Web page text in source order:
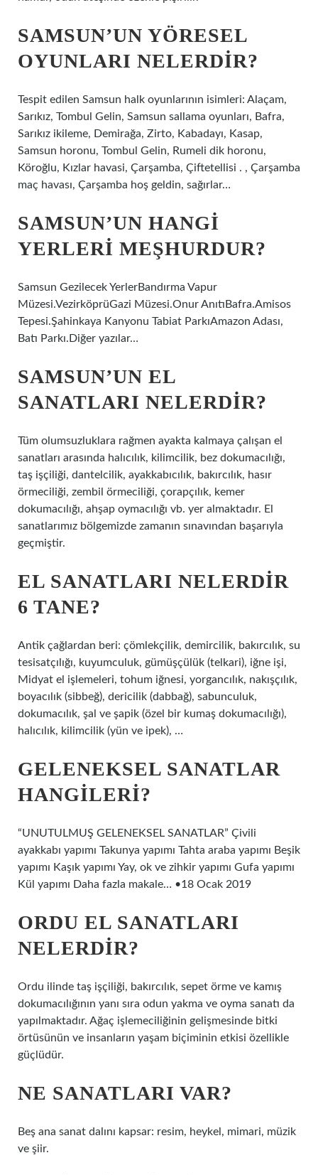
SAMSUN’UN YÖRESEL
OYUNLARI NELERDIR?
Tespit edilen Samsun halk oyunlarının isimleri: Alaçam,
Sarıkız, Tombul Gelin, Samsun sallama oyunları, Bafra,
Sarıkız ikileme, Demirağa, Zirto, Kabadayı, Kasap,
Samsun horonu, Tombul Gelin, Rumeli dik horonu,
Köroğlu, Kızlar havasi, Çarşamba, Çiftetellisi . , Çarşamba
maç havası, Çarşamba hoş geldin, sağırlar…
SAMSUN’UN HANGI
YERLERI MEŞHURDUR?
Samsun Gezilecek YerlerBandırma Vapur
Müzesi.VezirköprüGazi Müzesi.Onur AnıtıBafra.Amisos
Tepesi.Şahinkaya Kanyonu Tabiat ParkıAmazon Adası,
Batı Parkı.Diğer yazılar…
SAMSUN’UN EL
SANATLARI NELERDIR?
Tüm olumsuzluklara rağmen ayakta kalmaya çalışan el
sanatları arasında halıcılık, kilimcilik, bez dokumacılığı,
taş işçiliği, dantelcilik, ayakkabıcılık, bakırcılık, hasır
örmeciliği, zembil örmeciliği, çorapçılık, kemer
dokumacılığı, ahşap oymacılığı vb. yer almaktadır. El
sanatlarımız bölgemizde zamanın sınavından başarıyla
geçmiştir.
EL SANATLARI NELERDIR
6 TANE?
Antik çağlardan beri: çömlekçilik, demircilik, bakırcılık, su
tesisatçılığı, kuyumculuk, gümüşçülük (telkari), iğne işi,
Midyat el işlemeleri, tohum iğnesi, yorgancılık, nakışçılık,
boyacılık (sibbeğ), dericilik (dabbağ), sabunculuk,
dokumacılık, şal ve şapik (özel bir kumaş dokumacılığı),
halıcılık, kilimcilik (yün ve ipek), …
GELENEKSEL SANATLAR
HANGILERI?
“UNUTULMUŞ GELENEKSEL SANATLAR” Çivili
ayakkabı yapımı Takunya yapımı Tahta araba yapımı Beşik
yapımı Kaşık yapımı Yay, ok ve zihkir yapımı Gufa yapımı
Kül yapımı Daha fazla makale… •18 Ocak 2019
ORDU EL SANATLARI
NELERDIR?
Ordu ilinde taş işçiliği, bakırcılık, sepet örme ve kamış
dokumacılığının yanı sıra odun yakma ve oyma sanatı da
yapılmaktadır. Ağaç işlemeciliğinin gelişmesinde bitki
örtüsünün ve insanların yaşam biçiminin etkisi özellikle
güçlüdür.
NE SANATLARI VAR?
Beş ana sanat dalını kapsar: resim, heykel, mimari, müzik
ve şiir.